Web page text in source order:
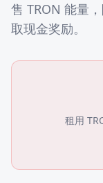
售 TRON 能量
取现金奖励。
租用